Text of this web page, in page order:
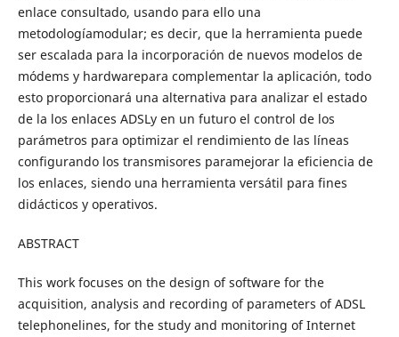
enlace consultado, usando para ello una
metodologíamodular; es decir, que la herramienta puede
ser escalada para la incorporación de nuevos modelos de
módems y hardwarepara complementar la aplicación, todo
esto proporcionará una alternativa para analizar el estado
de la los enlaces ADSLy en un futuro el control de los
parámetros para optimizar el rendimiento de las líneas
configurando los transmisores paramejorar la eficiencia de
los enlaces, siendo una herramienta versátil para fines
didácticos y operativos.
ABSTRACT
This work focuses on the design of software for the
acquisition, analysis and recording of parameters of ADSL
telephonelines, for the study and monitoring of Internet